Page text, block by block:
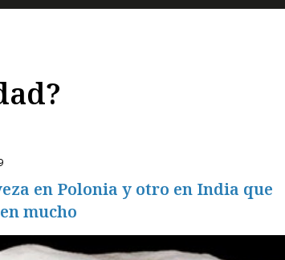
en Polonia y otro en India que
mucho